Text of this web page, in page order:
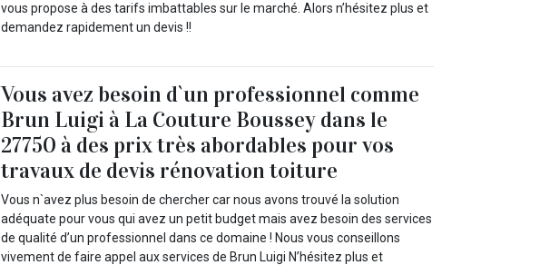
vous propose à des tarifs imbattables sur le marché. Alors n’hésitez plus et
demandez rapidement un devis !!
Vous avez besoin d`un professionnel comme
Brun Luigi à La Couture Boussey dans le
27750 à des prix très abordables pour vos
travaux de devis rénovation toiture
Vous n`avez plus besoin de chercher car nous avons trouvé la solution
adéquate pour vous qui avez un petit budget mais avez besoin des services
de qualité d’un professionnel dans ce domaine ! Nous vous conseillons
vivement de faire appel aux services de Brun Luigi N’hésitez plus et